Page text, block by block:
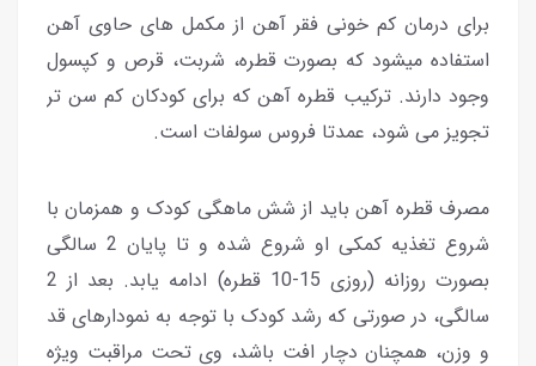
برای درمان کم خونی فقر آهن از مکمل های حاوی آهن
استفاده میشود که بصورت قطره، شربت، قرص و کپسول
وجود دارند. ترکیب قطره آهن که برای کودکان کم سن تر
تجویز می شود، عمدتا فروس سولفات است.
مصرف قطره آهن باید از شش ماهگی کودک و همزمان با
شروع تغذیه کمکی او شروع شده و تا پایان 2 سالگی
بصورت روزانه (روزی 15-10 قطره) ادامه یابد. بعد از 2
سالگی، در صورتی که رشد کودک با توجه به نمودارهای قد
و وزن، همچنان دچار افت باشد، وی تحت مراقبت ویژه